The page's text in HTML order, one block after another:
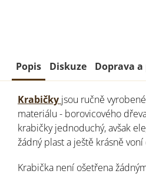
Popis Diskuze Doprava
Krabičky jsou ručně
materiálu - borovicového
krabičky jednoduchý, avšak
žádný plast a ještě krásně
Krabička není ošetřena